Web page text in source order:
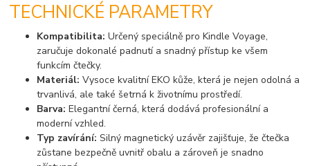
TECHNICKÉ PARAMETRY
Kompatibilita: Určený speciálně pro Kindle Voyage,
zaručuje dokonalé padnutí a snadný přístup ke všem
funkcím čtečky.
Materiál: Vysoce kvalitní EKO kůže, která je nejen odolná a
trvanlivá, ale také šetrná k životnímu prostředí.
Barva: Elegantní černá, která dodává profesionální a
moderní vzhled.
Typ zavírání: Silný magnetický uzávěr zajišťuje, že čtečka
zůstane bezpečně uvnitř obalu a zároveň je snadno